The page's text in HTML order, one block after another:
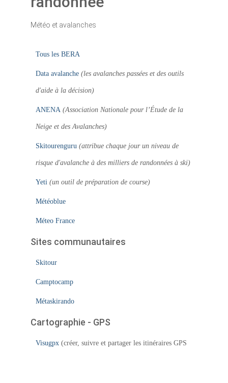
Météo et avalanches
Tous les BERA
Data avalanche (les avalanches passées et des outils
d'aide à la décision)
ANENA (Association Nationale pour l’Étude de la
Neige et des Avalanches)
Skitourenguru (attribue chaque jour un niveau de
risque d'avalanche à des milliers de randonnées à ski)
Yeti (un outil de préparation de course)
Météoblue
Méteo France
Sites communautaires
Skitour
Camptocamp
Métaskirando
Cartographie - GPS
Visugpx (créer, suivre et partager les itinéraires GPS